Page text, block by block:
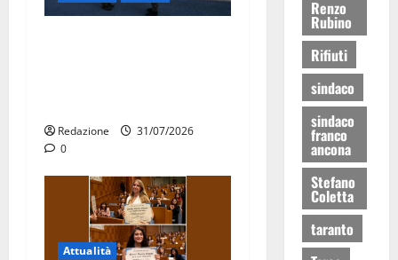
Redazione
31/07/2026
0
Attualità
Renzo
Rubino
Rifiuti
sindaco
sindaco
franco
ancona
Stefano
Coletta
taranto